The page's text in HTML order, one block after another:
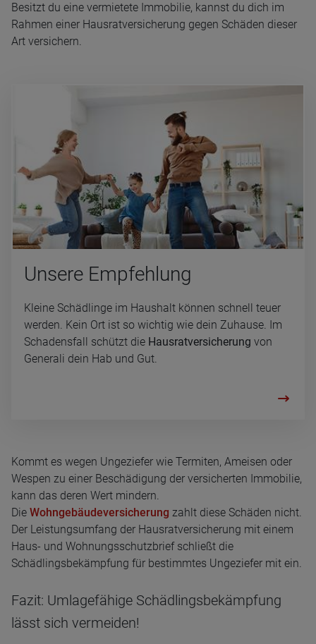
Besitzt du eine vermietete Immobilie, kannst du dich im
Rahmen einer Hausratversicherung gegen Schäden dieser
Art versichern.
Un­se­re Emp­feh­lung
Kleine Schädlinge im Haushalt können schnell teuer
werden. Kein Ort ist so wichtig wie dein Zuhause. Im
Schadensfall schützt die Hausratversicherung von
Generali dein Hab und Gut.
Kommt es wegen Ungeziefer wie Termiten, Ameisen oder
Wespen zu einer Beschädigung der versicherten Immobilie,
kann das deren Wert mindern.
Die Wohngebäudeversicherung zahlt diese Schäden nicht.
Der Leistungsumfang der Hausratversicherung mit einem
Haus- und Wohnungsschutzbrief schließt die
Schädlingsbekämpfung für bestimmtes Ungeziefer mit ein.
Fazit: Umlagefähige Schädlingsbekämpfung
lässt sich vermeiden!